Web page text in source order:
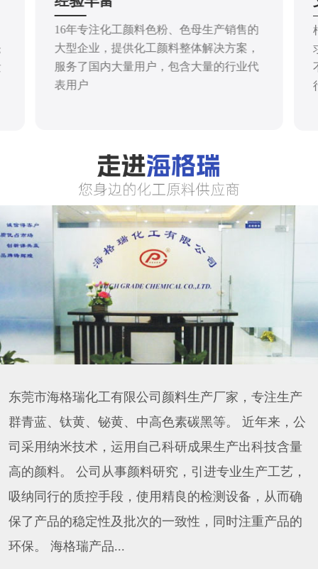
16年专注化工颜料色粉、色母生产销售的
大型企业，提供化工颜料整体解决方案，
服务了国内大量用户，包含大量的行业代
表用户
东莞市海格瑞化工有限公司颜料生产厂家，专注生产
群青蓝、钛黄、铋黄、中高色素碳黑等。 近年来，公
司采用纳米技术，运用自己科研成果生产出科技含量
高的颜料。 公司从事颜料研究，引进专业生产工艺，
吸纳同行的质控手段，使用精良的检测设备，从而确
保了产品的稳定性及批次的一致性，同时注重产品的
环保。 海格瑞产品...